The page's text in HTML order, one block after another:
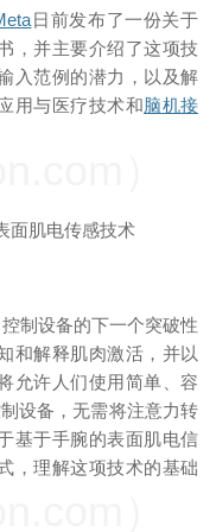
日前发布了一份关于
，并主要介绍了这项技
入范例的潜力，以及解
用与医疗技术和脑机接
制设备的下一个突破性
和解释肌肉激活，并以
允许人们使用简单、容
设备，无需将注意力转
基于手腕的表面肌电信
，理解这项技术的基础
）
）